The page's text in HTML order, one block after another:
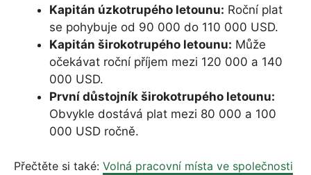
Kapitán úzkotrupého letounu: Roční plat
se pohybuje od 90 000 do 110 000 USD.
Kapitán širokotrupého letounu: Může
očekávat roční příjem mezi 120 000 a 140
000 USD.
První důstojník širokotrupého letounu:
Obvykle dostává plat mezi 80 000 a 100
000 USD ročně.
Přečtěte si také: Volná pracovní místa ve společnosti